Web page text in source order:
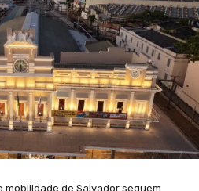
mobilidade de Salvador seguem